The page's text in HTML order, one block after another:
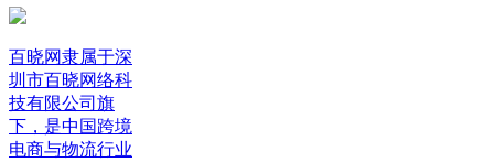
百晓网隶属于深
圳市百晓网络科
技有限公司旗
下，是中国跨境
电商与物流行业